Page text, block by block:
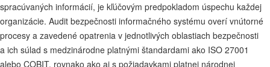
spracúvaných informácií, je kľúčovým predpokladom úspechu každej
organizácie. Audit bezpečnosti informačného systému overí vnútorné
procesy a zavedené opatrenia v jednotlivých oblastiach bezpečnosti
a ich súlad s medzinárodne platnými štandardami ako ISO 27001
alebo COBIT, rovnako ako aj s požiadavkami platnej národnej